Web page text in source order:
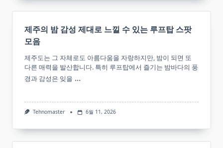
제주의 밤 감성 제대로 느낄 수 있는 루프탑 스팟
모음
제주도는 그 자체로도 아름다움을 자랑하지만, 밤이 되면 또
다른 매력을 발산합니다. 특히 루프탑에서 즐기는 밤바다의 풍
경과 감성은 잊을 ...
Tehnomaster 6월 11, 2026